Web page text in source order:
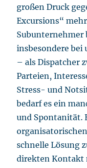
großen Druck
Excursions“
Subunternehmer
insbesondere
– als Dispatcher
Parteien,
Stress- und
bedarf es ein
und Spontanität.
schnelle Lösung
direkten Kontakt